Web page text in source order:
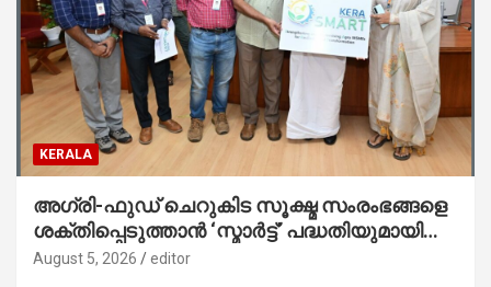
KERALA
അഗ്രി-ഫുഡ് ചെറുകിട സൂക്ഷ്മ സംരംഭങ്ങളെ
ശക്തിപ്പെടുത്താന്‍ ‘സ്മാര്‍ട്ട്’ പദ്ധതിയുമായി
കേര; ലോഗോ മുഖ്യമന്ത്രി പ്രകാശനം
August 5, 2026 editor